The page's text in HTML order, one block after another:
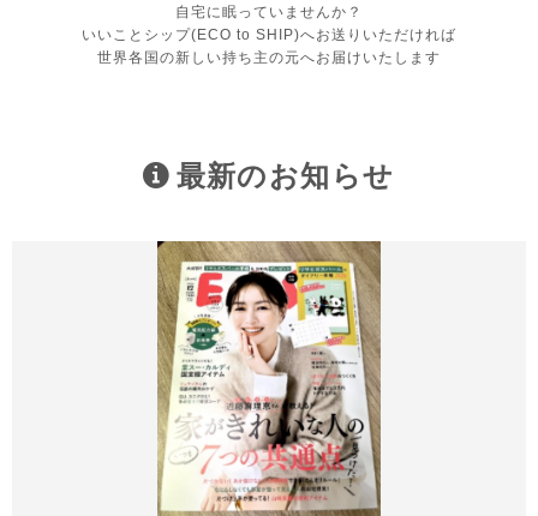
自宅に眠っていませんか？
いいことシップ(ECO to SHIP)へお送りいただければ
世界各国の新しい持ち主の元へお届けいたします
最新のお知らせ